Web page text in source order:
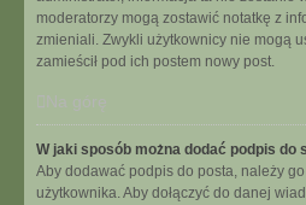
moderatorzy mogą zostawić notatkę z
zmieniali. Zwykli użytkownicy nie mogą
zamieścił pod ich postem nowy post.
Na górę
W jaki sposób można dodać podpis do
Aby dodawać podpis do posta, należy
użytkownika. Aby dołączyć do danej